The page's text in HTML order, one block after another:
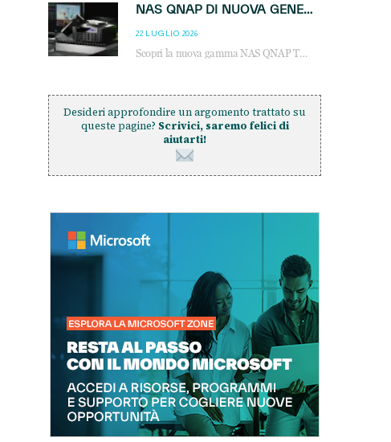
NAS QNAP DI NUOVA GENERAZIONE: PIÙ PRESTAZIONI, SCALABILITÀ E PROTEZIONE DEI DATI PER LE INFRASTRUTTURE IT MODERNE
22 LUGLIO 2026
Scopri la nuova gamma NAS QNAP TS-h1465U-RP, TS-h1065eU e TS-h665U: storage aziendale con ZFS, DDR5, E1.S NVMe e connettività 2.5GbE per backup, virtualizzazione e cybersecurity.
Desideri approfondire un argomento trattato su
queste pagine? Scrivici, saremo felici di
aiutarti!